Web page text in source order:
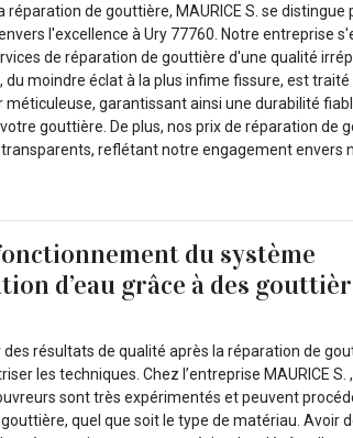
réparation de gouttière, MAURICE S. se distingue
l'excellence à Ury 77760. Notre entreprise
de réparation de gouttière d'une qualité
du moindre éclat à la plus infime fissure, est traité
méticuleuse, garantissant ainsi une durabilité
gouttière. De plus, nos prix de réparation de
reflétant notre engagement envers
du système
d’eau grâce à des
des résultats de qualité après la réparation de
les techniques. Chez l’entreprise MAURICE S. ,
sont très expérimentés et peuvent
quel que soit le type de matériau. Avoir